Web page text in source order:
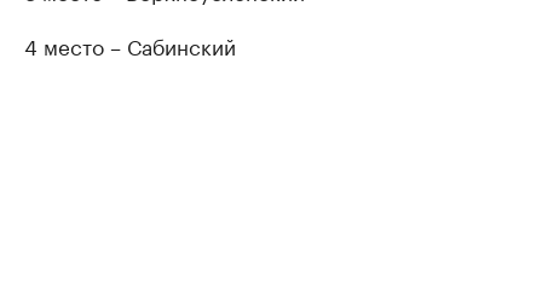
4 место – Сабинский